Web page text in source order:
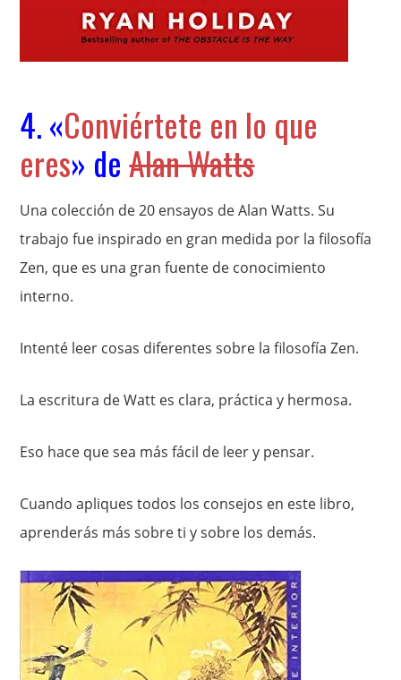
4. «Conviértete en lo que
eres» deAlan Watts
Una colección de 20 ensayos de Alan Watts. Su
trabajo fue inspirado en gran medida por la filosofía
Zen, que es una gran fuente de conocimiento
interno.
Intenté leer cosas diferentes sobre la filosofía Zen.
La escritura de Watt es clara, práctica y hermosa.
Eso hace que sea más fácil de leer y pensar.
Cuando apliques todos los consejos en este libro,
aprenderás más sobre ti y sobre los demás.